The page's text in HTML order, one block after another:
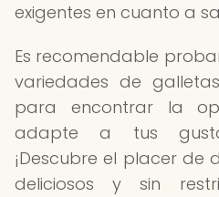
exigentes en cuanto a
Es recomendable
variedades de
para encontrar la
adapte a tus
¡Descubre el placer de
deliciosos y sin